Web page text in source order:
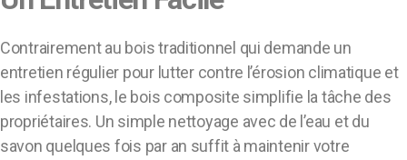
Contrairement au bois traditionnel qui demande un
entretien régulier pour lutter contre l’érosion climatique et
les infestations, le bois composite simplifie la tâche des
propriétaires. Un simple nettoyage avec de l’eau et du
savon quelques fois par an suffit à maintenir votre